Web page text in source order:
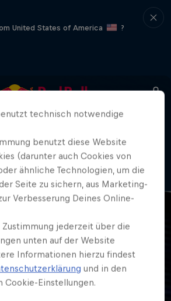
United States of America
?
404
unangenehm. Wo ist bloß
Seite geblieben?
technisch notwendige
benutzt diese Website
(darunter auch Cookies von
ähnliche Technologien, um die
Seite zu sichern, aus Marketing-
Verbesserung Deines Online-
Zustimmung jederzeit über die
unten auf der Website
Informationen hierzu findest
und in den
Cookie-Einstellungen.